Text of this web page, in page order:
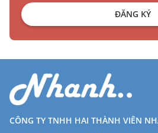
ĐĂNG KÝ
CÔNG TY TNHH HAI THÀNH VIÊN